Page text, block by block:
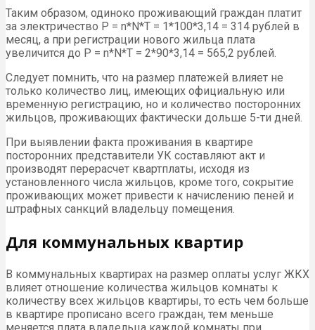
Таким образом, одиноко проживающий граждан платит
за электричество P = n*N*T = 1*100*3,14 = 314 рублей в
месяц, а при регистрации нового жильца плата
увеличится до P = n*N*T = 2*90*3,14 = 565,2 рублей.
Следует помнить, что на размер платежей влияет не
только количество лиц, имеющих официальную или
временную регистрацию, но и количество посторонних
жильцов, проживающих фактически дольше 5-ти дней.
При выявлении факта проживания в квартире
посторонних представители УК составляют акт и
производят перерасчет квартплаты, исходя из
установленного числа жильцов, кроме того, сокрытие
проживающих может привести к начислению пеней и
штрафных санкций владельцу помещения.
Для коммунальных квартир
В коммунальных квартирах на размер оплаты услуг ЖКХ
влияет отношение количества жильцов комнаты к
количеству всех жильцов квартиры, то есть чем больше
в квартире прописано всего граждан, тем меньше